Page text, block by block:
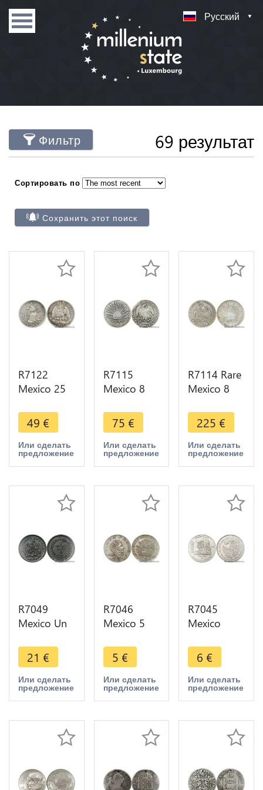
Русский
Фильтр 69 результат
Сортировать по
Сохранить этот поиск
R7122
Mexico 25
1889 Zs Z
Silver ->
Make offer
49 €
Или сделать
предложение
R7115
Mexico 8
Do CP
Silver ->
Make offer
75 €
Или сделать
предложение
R7114 Rare
Mexico 8
Go RR
Silver ->
Make offer
225 €
Или сделать
предложение
R7049
Mexico Un
1889 Mo
Quality AU
-> Make
offer
21 €
Или сделать
предложение
R7046
Mexico 5
Vincente
Guerrero
1972 Mo ->
Make offer
5 €
Или сделать
предложение
R7045
Mexico
50th
Anniversary
Nationalization
Oil Industry
6 €
Или сделать
предложение